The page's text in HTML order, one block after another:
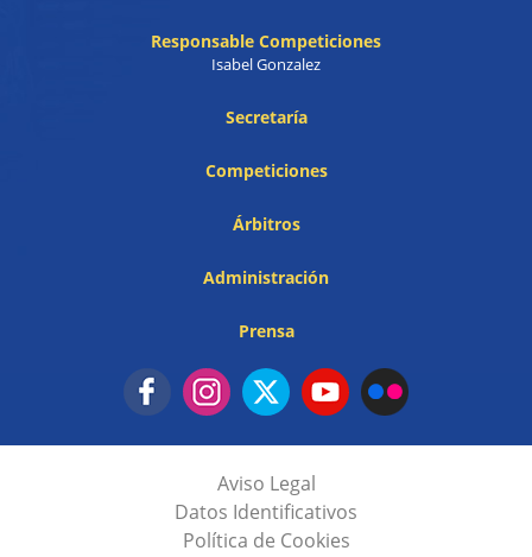
Responsable Competiciones
Isabel Gonzalez
Secretaría
Competiciones
Árbitros
Administración
Prensa
Aviso Legal
Datos Identificativos
Política de Cookies